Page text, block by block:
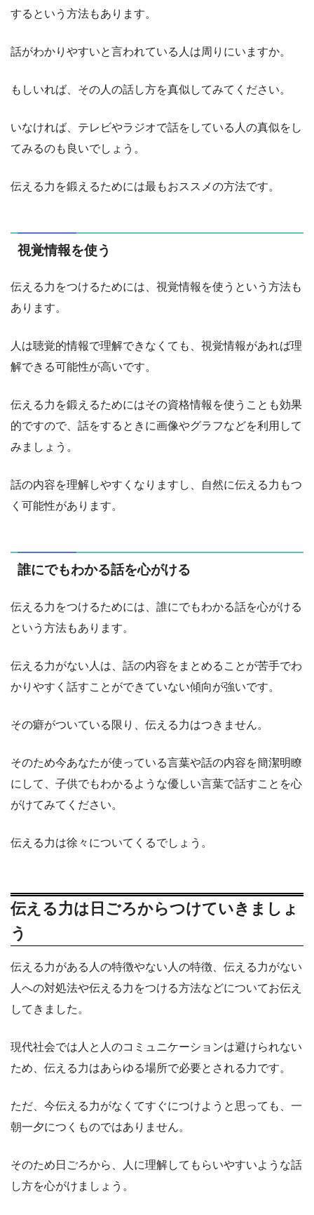
するという方法もあります。
話がわかりやすいと言われている人は周りにいますか。
もしいれば、その人の話し方を真似してみてください。
いなければ、テレビやラジオで話をしている人の真似をし
てみるのも良いでしょう。
伝える力を鍛えるためには最もおススメの方法です。
視覚情報を使う
伝える力をつけるためには、視覚情報を使うという方法も
あります。
人は聴覚的情報で理解できなくても、視覚情報があれば理
解できる可能性が高いです。
伝える力を鍛えるためにはその資格情報を使うことも効果
的ですので、話をするときに画像やグラフなどを利用して
みましょう。
話の内容を理解しやすくなりますし、自然に伝える力もつ
く可能性があります。
誰にでもわかる話を心がける
伝える力をつけるためには、誰にでもわかる話を心がける
という方法もあります。
伝える力がない人は、話の内容をまとめることが苦手でわ
かりやすく話すことができていない傾向が強いです。
その癖がついている限り、伝える力はつきません。
そのため今あなたが使っている言葉や話の内容を簡潔明瞭
にして、子供でもわかるような優しい言葉で話すことを心
がけてみてください。
伝える力は徐々についてくるでしょう。
伝える力は日ごろからつけていきましょ
う
伝える力がある人の特徴やない人の特徴、伝える力がない
人への対処法や伝える力をつける方法などについてお伝え
してきました。
現代社会では人と人のコミュニケーションは避けられない
ため、伝える力はあらゆる場所で必要とされる力です。
ただ、今伝える力がなくてすぐにつけようと思っても、一
朝一夕につくものではありません。
そのため日ごろから、人に理解してもらいやすいような話
し方を心がけましょう。